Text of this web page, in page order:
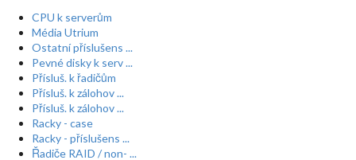
CPU k serverům
Média Utrium
Ostatní příslušens ...
Pevné disky k serv ...
Přísluš. k řadičům
Přísluš. k zálohov ...
Přísluš. k zálohov ...
Racky - case
Racky - příslušens ...
Řadiče RAID / non- ...